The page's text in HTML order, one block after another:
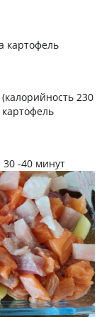
картофель
230
30 -40 минут